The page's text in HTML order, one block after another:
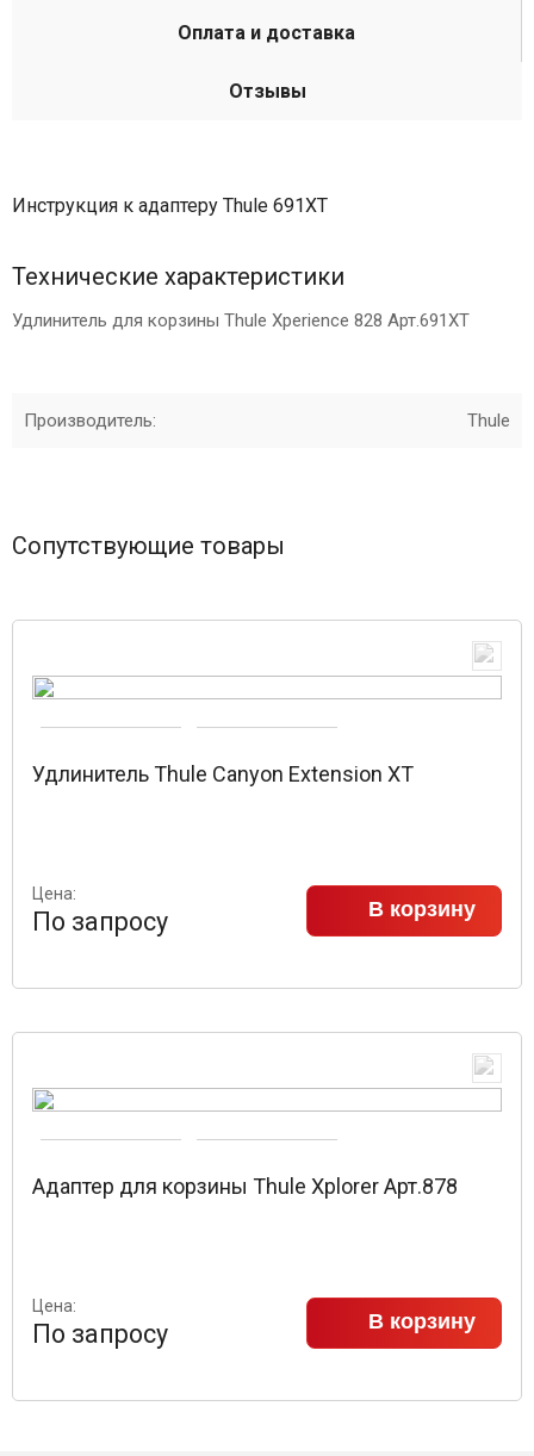
Оплата и доставка
Отзывы
Инструкция к адаптеру Thule 691XT
Технические характеристики
Удлинитель для корзины Thule Xperience 828 Арт.691XT
Производитель: Thule
Сопутствующие товары
Удлинитель Thule Canyon Extension XT
Цена:
По запросу В корзину
Адаптер для корзины Thule Xplorer Арт.878
Цена:
По запросу В корзину